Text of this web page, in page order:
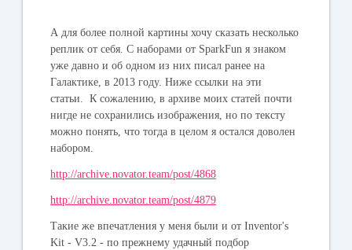
А для более полной картины хочу сказать несколько
реплик от себя. С наборами от SparkFunя знаком
уже давно и об одном из них писал ранее на
Галактике, в 2013 году. Ниже ссылки на эти
статьи. К сожалению, в архиве моих статей почти
нигде не сохранились изображения, но по тексту
можно понять, что тогда в целом я остался доволен
набором.
http://archive.novator.team/post/4868
http://archive.novator.team/post/4879
Такие же впечатления у меня были и отInventor's
Kit - V3.2 -по прежнему удачный подбор